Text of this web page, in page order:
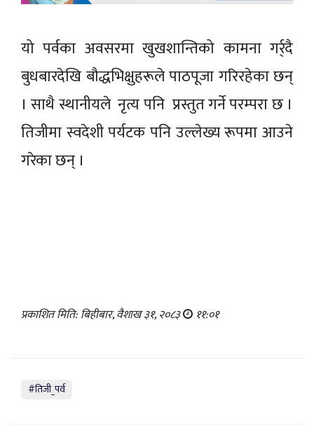
यो पर्वका अवसरमा खुखशान्तिको कामना गर्र्दै
बुधबारदेखि बौद्धभिक्षुहरूले पाठपूजा गरिरहेका छन्
। साथै स्थानीयले नृत्य पनि प्रस्तुत गर्ने परम्परा छ ।
तिजीमा स्वदेशी पर्यटक पनि उल्लेख्य रूपमा आउने
गरेका छन् ।
प्रकाशित मिति: बिहीबार, वैशाख ३१, २०८३ ११:०१
#तिजी_पर्व